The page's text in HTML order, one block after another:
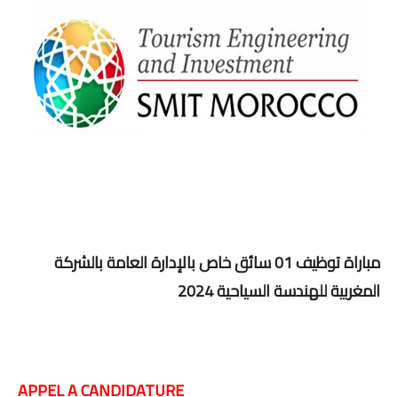
مباراة توظيف 01 سائق خاص بالإدارة العامة بالشركة
المغربية للهندسة السياحية 2024
APPEL A CANDIDATURE